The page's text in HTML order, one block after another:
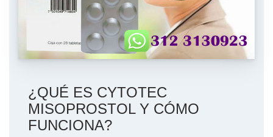
¿QUÉ ES CYTOTEC
MISOPROSTOL Y CÓMO
FUNCIONA?